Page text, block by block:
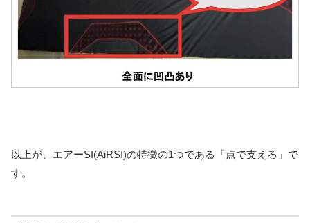
以上が、エアーSI(AiRSI)の特徴の1つである「点で支える」で
す。